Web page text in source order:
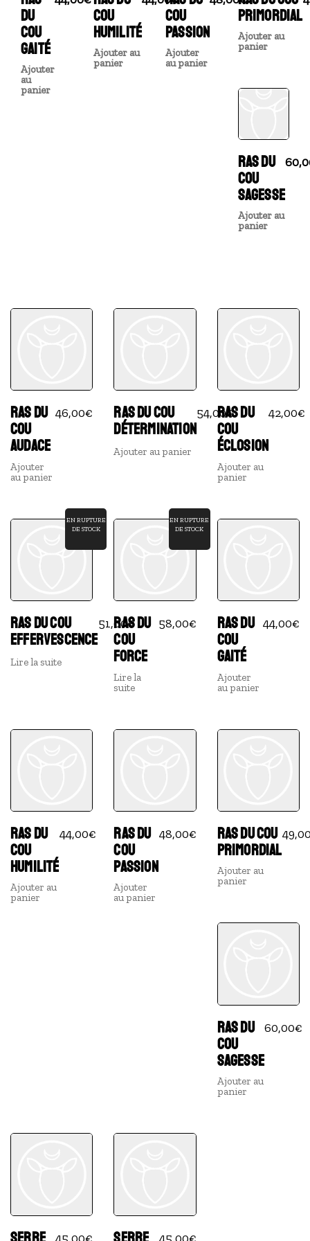
DU
COU
GAITÉ
Ajouter
au
panier
COU
HUMILITÉ
Ajouter au
panier
COU
PASSION
Ajouter
au panier
PRIMORDIAL
Ajouter au
panier
RAS DU
COU
SAGESSE
Ajouter au
panier
RAS DU
COU
AUDACE
Ajouter
au panier
46,00€
RAS DU COU
DÉTERMINATION
Ajouter au panier
54,00€
RAS DU
COU
ÉCLOSION
Ajouter au
panier
42,00€
EN RUPTURE
DE STOCK
RAS DU COU
EFFERVESCENCE
Lire la suite
51,00€
EN RUPTURE
DE STOCK
RAS DU
COU
FORCE
Lire la
suite
58,00€
RAS DU
COU
GAITÉ
Ajouter
au panier
44,00€
RAS DU
COU
HUMILITÉ
Ajouter au
panier
44,00€
RAS DU
COU
PASSION
Ajouter
au panier
48,00€
RAS DU COU
PRIMORDIAL
Ajouter au
panier
RAS DU
COU
SAGESSE
Ajouter au
panier
60,00€